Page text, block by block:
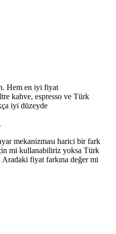
Hem en iyi fiyat
kahve, espresso ve Türk
iyi düzeyde
mekanizması harici bir fark
mi kullanabiliriz yoksa Türk
fiyat farkına değer mi